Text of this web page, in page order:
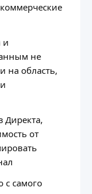
и
не
на область,
Директа,
от
с самого